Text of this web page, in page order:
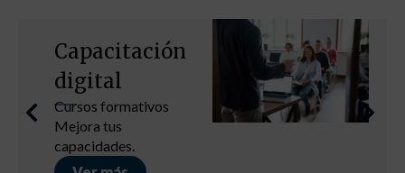
Capacitación
digital
Cursos formativos
Mejora tus
capacidades.